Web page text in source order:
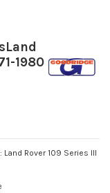
1980
Rover 109 Series III